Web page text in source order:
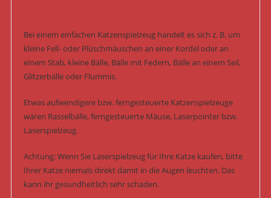
Bei einem einfachen Katzenspielzeug handelt es sich z. B. um
kleine Fell- oder Plüschmäuschen an einer Kordel oder an
einem Stab, kleine Bälle, Bälle mit Federn, Bälle an einem Seil,
Glitzerbälle oder Flummis.
Etwas aufwendigere bzw. ferngesteuerte Katzenspielzeuge
wären Rasselbälle, ferngesteuerte Mäuse, Laserpointer bzw.
Laserspielzeug.
Achtung: Wenn Sie Laserspielzeug für Ihre Katze kaufen, bitte
Ihrer Katze niemals direkt damit in die Augen leuchten. Das
kann ihr gesundheitlich sehr schaden.